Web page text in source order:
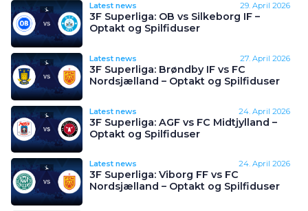
Latest news 29. April 2026
3F Superliga: OB vs Silkeborg IF –
Optakt og Spilfiduser
Latest news 27. April 2026
3F Superliga: Brøndby IF vs FC
Nordsjælland – Optakt og Spilfiduser
Latest news 24. April 2026
3F Superliga: AGF vs FC Midtjylland –
Optakt og Spilfiduser
Latest news 24. April 2026
3F Superliga: Viborg FF vs FC
Nordsjælland – Optakt og Spilfiduser